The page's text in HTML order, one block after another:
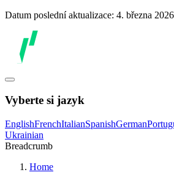
Datum poslední aktualizace: 4. března
Vyberte si jazyk
EnglishFrenchItalianSpanishGerman
Ukrainian
Breadcrumb
Home